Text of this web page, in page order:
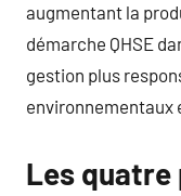
augmentant la
démarche QHSE
gestion plus
environnementaux
Les quatre